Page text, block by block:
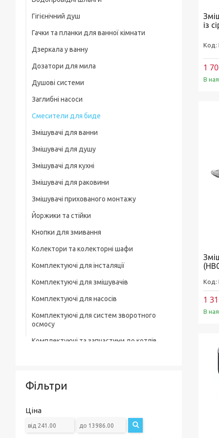
із
1
В
1
В
Для смартфонів
На груди / плече / пояс
Штативні головки
Магнітні тримачі
Для велосипеда, мотоцикла
Гігієнічний душ
Гачки та планки для ванної кімнати
Дзеркала у ванну
Дозатори для мила
Душові системи
Заглибні насоси
Смесители для биде
Змішувачі для ванни
Змішувачі для душу
Змішувачі для кухні
Змішувачі для раковини
Змішувачі прихованого монтажу
Йоржики та стійки
Кнопки для змивання
Колектори та колекторні шафи
Комплектуючі для інсталяції
Комплектуючі для змішувачів
Комплектуючі для насосів
Комплектуючі для систем зворотного
осмосу
Комплектуючі та запчастини до котлів
Лотки для зливної каналізації
Мильниці
Монтажні елементи
Фільтри
Ціна